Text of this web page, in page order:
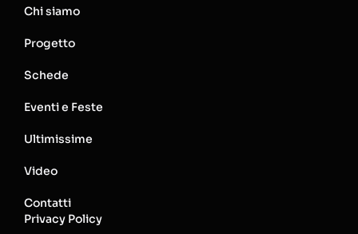
Chi siamo
Progetto
Schede
Eventi e Feste
Ultimissime
Video
Contatti
Privacy Policy